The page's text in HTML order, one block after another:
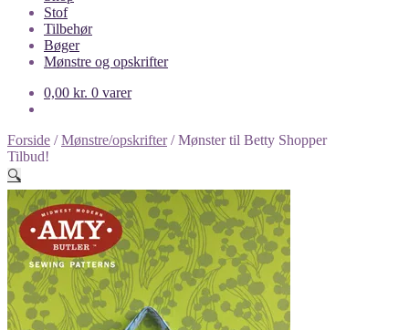
Stof
Tilbehør
Bøger
Mønstre og opskrifter
0,00 kr. 0 varer
Forside /Mønstre/opskrifter/Mønster til Betty Shopper
Tilbud!
🔍